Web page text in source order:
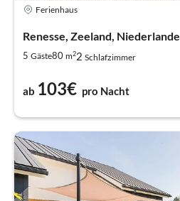
Ferienhaus
Renesse, Zeeland, Niederlande
5 Gäste80 m22 Schlafzimmer
ab 103€ pro Nacht